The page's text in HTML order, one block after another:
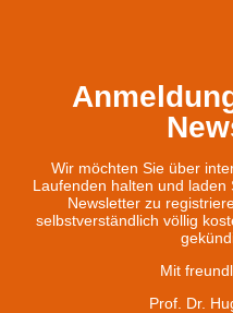
Wir möchten Sie über
Laufenden halten und
Newsletter zu
selbstverständlich völlig
Mit
Prof. Dr.